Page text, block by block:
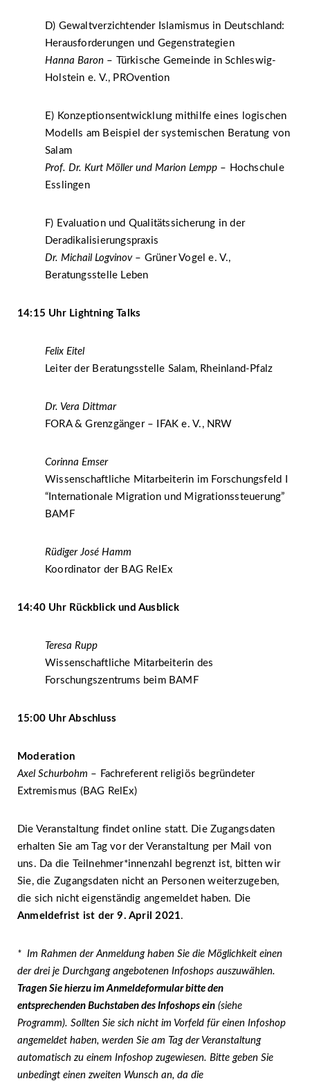
D) Gewaltverzichtender Islamismus in Deutschland:
Herausforderungen und Gegenstrategien
Hanna Baron – Türkische Gemeinde in Schleswig-
Holstein e. V., PROvention
E) Konzeptionsentwicklung mithilfe eines logischen
Modells am Beispiel der systemischen Beratung von
Salam
Prof. Dr. Kurt Möller und Marion Lempp – Hochschule
Esslingen
F) Evaluation und Qualitätssicherung in der
Deradikalisierungspraxis
Dr. Michail Logvinov– Grüner Vogel e. V.,
Beratungsstelle Leben
14:15 Uhr Lightning Talks
Felix Eitel
Leiter der Beratungsstelle Salam, Rheinland-Pfalz
Dr. Vera Dittmar
FORA & Grenzgänger – IFAK e. V., NRW
Corinna Emser
Wissenschaftliche Mitarbeiterin im Forschungsfeld I
“Internationale Migration und Migrationssteuerung”
BAMF
Rüdiger José Hamm
Koordinator der BAG RelEx
14:40 Uhr Rückblick und Ausblick
Teresa Rupp
Wissenschaftliche Mitarbeiterin des
Forschungszentrums beim BAMF
15:00 Uhr Abschluss
Moderation
Axel Schurbohm – Fachreferent religiös begründeter
Extremismus (BAG RelEx)
Die Veranstaltung findet online statt. Die Zugangsdaten
erhalten Sie am Tag vor der Veranstaltung per Mail von
uns. Da die Teilnehmer*innenzahl begrenzt ist, bitten wir
Sie, die Zugangsdaten nicht an Personen weiterzugeben,
die sich nicht eigenständig angemeldet haben. Die
Anmeldefrist ist der 9. April 2021.
* Im Rahmen der Anmeldung haben Sie die Möglichkeit einen
der drei je Durchgang angebotenen Infoshops auszuwählen.
Tragen Sie hierzu im Anmeldeformular bitte den
entsprechenden Buchstaben des Infoshops ein (siehe
Programm). Sollten Sie sich nicht im Vorfeld für einen Infoshop
angemeldet haben, werden Sie am Tag der Veranstaltung
automatisch zu einem Infoshop zugewiesen. Bitte geben Sie
unbedingt einen zweiten Wunsch an, da die